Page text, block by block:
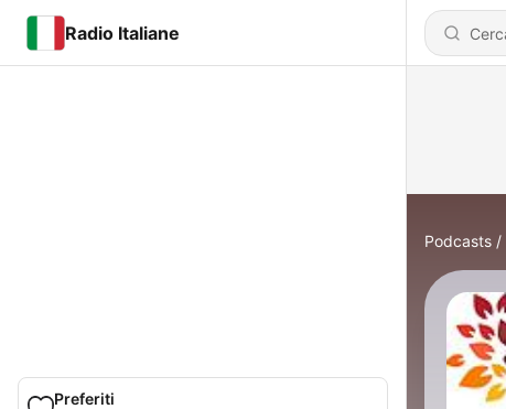
Radio Italiane
Preferiti
Podcasts